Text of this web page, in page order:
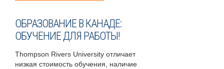
ОБРАЗОВАНИЕ В КАНАДЕ:
ОБУЧЕНИЕ ДЛЯ РАБОТЫ!
Thompson Rivers University отличает
низкая стоимость обучения, наличие